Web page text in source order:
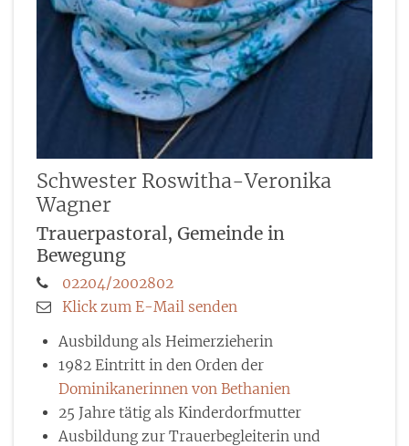
Schwester Roswitha-Veronika
Wagner
Trauerpastoral, Gemeinde in
Bewegung
02204/2002802
Klick zum E-Mail senden
Ausbildung als Heimerzieherin
1982 Eintritt in den Orden der
Dominikanerinnen von Bethanien
25 Jahre tätig als Kinderdorfmutter
Ausbildung zur Trauerbegleiterin und